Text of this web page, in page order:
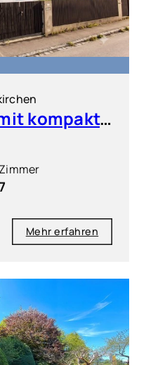
Familien-Idyll mit kompakter Einliegerwohnung & großem Garten
Zimmer
Mehr erfahren